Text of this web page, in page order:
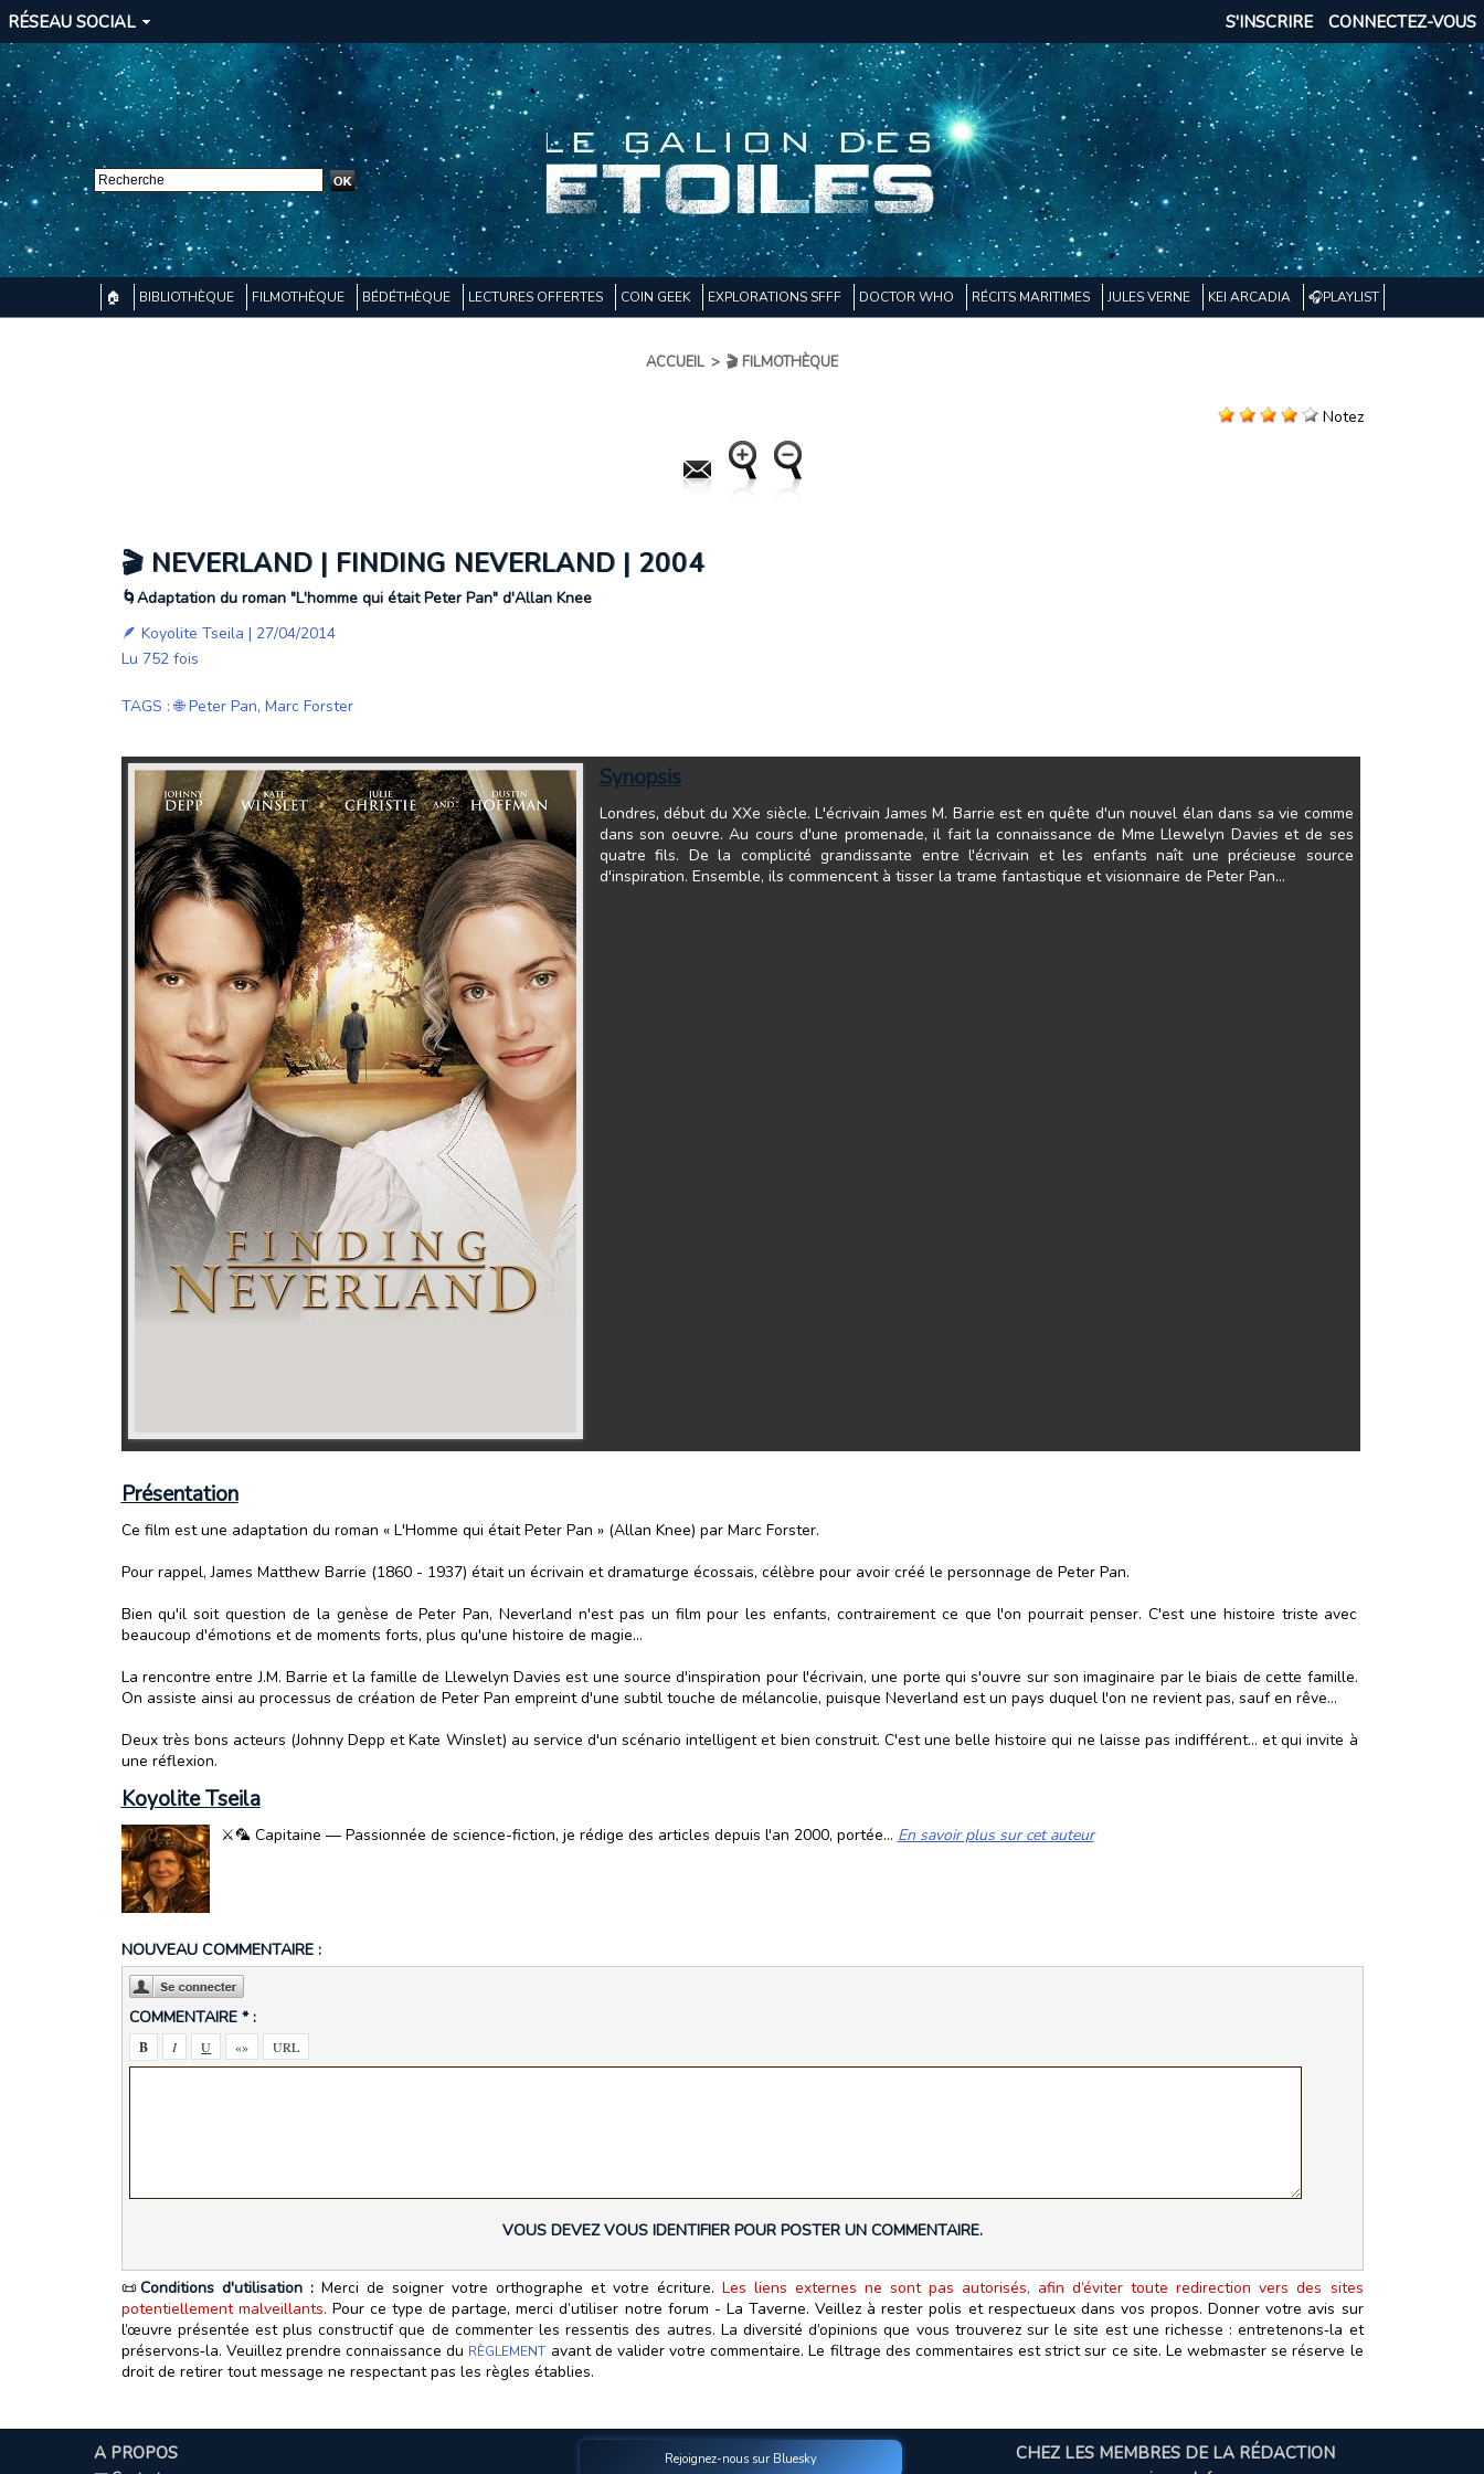
RÉSEAU SOCIAL CONNECTEZ-VOUS
S'INSCRIRE
🏠 BIBLIOTHÈQUE FILMOTHÈQUE BÉDÉTHÈQUE LECTURES OFFERTES COIN GEEK EXPLORATIONS SFFF DOCTOR WHO RÉCITS MARITIMES JULES VERNE KEI ARCADIA 🎧PLAYLIST
ACCUEIL > 🎬 FILMOTHÈQUE
Notez
🎬 NEVERLAND | FINDING NEVERLAND | 2004
🌀Adaptation du roman "L'homme qui était Peter Pan" d'Allan Knee
🪶 Koyolite Tseila | 27/04/2014
Lu 752 fois
TAGS :🌐 Peter Pan, Marc Forster
Synopsis
Londres, début du XXe siècle. L'écrivain James M. Barrie est en quête d'un nouvel élan dans sa vie comme
dans son oeuvre. Au cours d'une promenade, il fait la connaissance de Mme Llewelyn Davies et de ses
quatre fils. De la complicité grandissante entre l'écrivain et les enfants naît une précieuse source
d'inspiration. Ensemble, ils commencent à tisser la trame fantastique et visionnaire de Peter Pan...
Présentation
Ce film est une adaptation du roman « L'Homme qui était Peter Pan » (Allan Knee) par Marc Forster.
Pour rappel, James Matthew Barrie (1860 - 1937) était un écrivain et dramaturge écossais, célèbre pour avoir créé le personnage de Peter Pan.
Bien qu'il soit question de la genèse de Peter Pan, Neverland n'est pas un film pour les enfants, contrairement ce que l'on pourrait penser. C'est une histoire triste avec
beaucoup d'émotions et de moments forts, plus qu'une histoire de magie...
La rencontre entre J.M. Barrie et la famille de Llewelyn Davies est une source d'inspiration pour l'écrivain, une porte qui s'ouvre sur son imaginaire par le biais de cette famille.
On assiste ainsi au processus de création de Peter Pan empreint d'une subtil touche de mélancolie, puisque Neverland est un pays duquel l'on ne revient pas, sauf en rêve...
Deux très bons acteurs (Johnny Depp et Kate Winslet) au service d'un scénario intelligent et bien construit. C'est une belle histoire qui ne laisse pas indifférent... et qui invite à
une réflexion.
Koyolite Tseila
⚔️🦜 Capitaine — Passionnée de science-fiction, je rédige des articles depuis l'an 2000, portée... En savoir plus sur cet auteur
NOUVEAU COMMENTAIRE :
COMMENTAIRE * :
VOUS DEVEZ VOUS IDENTIFIER POUR POSTER UN COMMENTAIRE.
📜Conditions d'utilisation :Merci de soigner votre orthographe et votre écriture.Les liens externes ne sont pas autorisés, afin d’éviter toute redirection vers des sites
potentiellement malveillants. Pour ce type de partage, merci d’utiliser notre forum - La Taverne. Veillez à rester polis et respectueux dans vos propos. Donner votre avis sur
l’œuvre présentée est plus constructif que de commenter les ressentis des autres. La diversité d’opinions que vous trouverez sur le site est une richesse : entretenons‑la et
préservons‑la. Veuillez prendre connaissance du RÈGLEMENT avant de valider votre commentaire. Le filtrage des commentaires est strict sur ce site. Le webmaster se réserve le
droit de retirer tout message ne respectant pas les règles établies.
A PROPOS Rejoignez-nous sur Bluesky CHEZ LES MEMBRES DE LA RÉDACTION